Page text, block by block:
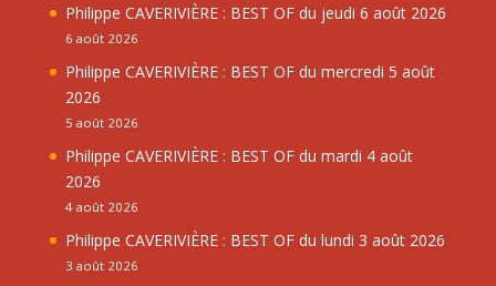
Philippe CAVERIVIÈRE : BEST OF du jeudi 6 août 2026
6 août 2026
Philippe CAVERIVIÈRE : BEST OF du mercredi 5 août
2026
5 août 2026
Philippe CAVERIVIÈRE : BEST OF du mardi 4 août
2026
4 août 2026
Philippe CAVERIVIÈRE : BEST OF du lundi 3 août 2026
3 août 2026